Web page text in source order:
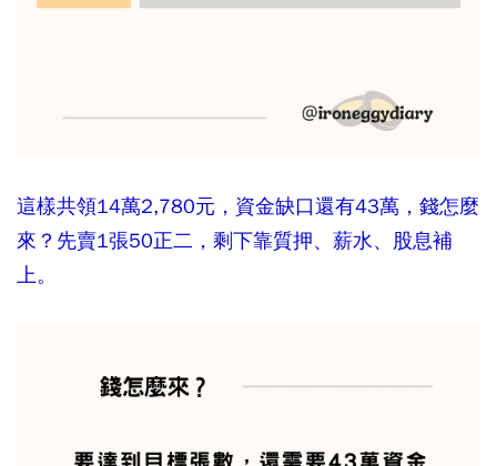
這樣共領14萬2,780元，資金缺口還有43萬，錢怎麼
來？先賣1張50正二，剩下靠質押、薪水、股息補
上。